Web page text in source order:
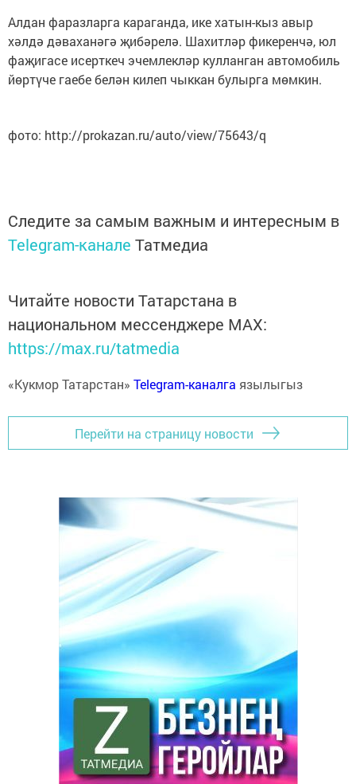
Алдан фаразларга караганда, ике хатын-кыз авыр
хәлдә дәваханәгә җибәрелә. Шахитләр фикеренчә, юл
фаҗигасе исерткеч эчемлекләр кулланган автомобиль
йөртүче гаебе белән килеп чыккан булырга мөмкин.
фото: http://prokazan.ru/auto/view/75643/q
Следите за самым важным и интересным в
Telegram-канале Татмедиа
Читайте новости Татарстана в
национальном мессенджере MАХ:
https://max.ru/tatmedia
«Кукмор Татарстан» Telegram-каналга язылыгыз
Перейти на страницу новости